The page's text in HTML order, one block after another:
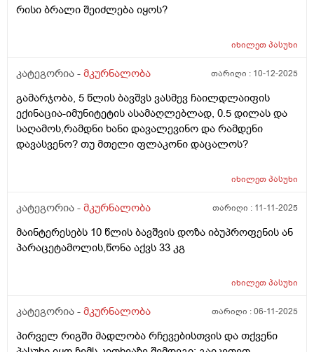
საერთოდ არის თუ არა ანემია ლეიკემია? ან ეს ორი
ლეიკემია შეიძლება ადვილად აღმოაჩნდეს?
ანალიზებზე მივდივართ მანამდე მინდოდა მომეწერა
და გამეგო თქვენგანაც რადგან ვნერვიულობ
რისი ბრალი შეიძლება იყოს?
იხილეთპასუხი
კატეგორია - მკურნალობა თარიღი : 10-12-2025
გამარჯობა, 5 წლის ბავშვს ვასმევ ჩაილდლაიფის
ექინაცია-იმუნიტეტის ასამაღლებლად, 0.5 დილას და
საღამოს,რამდნი ხანი დავალევინო და რამდენი
დავასვენო? თუ მთელი ფლაკონი დაცალოს?
იხილეთპასუხი
კატეგორია - მკურნალობა თარიღი : 11-11-2025
მაინტერესებს 10 წლის ბავშვის დოზა იბუპროფენის ან
პარაცეტამოლის,წონა აქვს 33 კგ
იხილეთპასუხი
კატეგორია - მკურნალობა თარიღი :06-11-2025
პირველ რიგში მადლობა რჩევებისთვის და თქვენი